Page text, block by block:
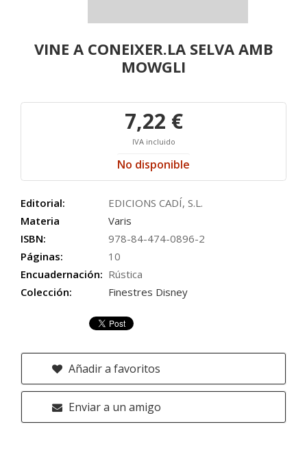
VINE A CONEIXER.LA SELVA AMB
MOWGLI
7,22 €
IVA incluido
No disponible
Editorial:
EDICIONS CADÍ, S.L.
Materia
Varis
ISBN:
978-84-474-0896-2
Páginas:
10
Encuadernación: Rústica
Colección:
Finestres Disney
Añadir a favoritos
Enviar a un amigo